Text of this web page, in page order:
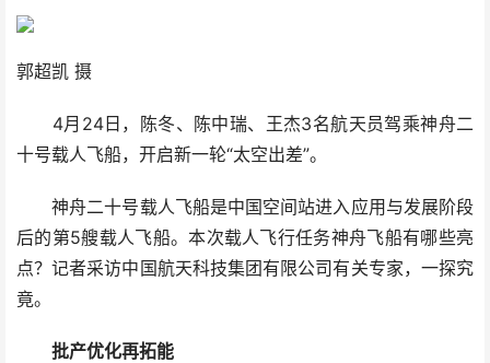
郭超凯 摄
4月24日，陈冬、陈中瑞、王杰3名航天员驾乘神舟二
十号载人飞船，开启新一轮“太空出差”。
神舟二十号载人飞船是中国空间站进入应用与发展阶段
后的第5艘载人飞船。本次载人飞行任务神舟飞船有哪些亮
点？记者采访中国航天科技集团有限公司有关专家，一探究
竟。
批产优化再拓能